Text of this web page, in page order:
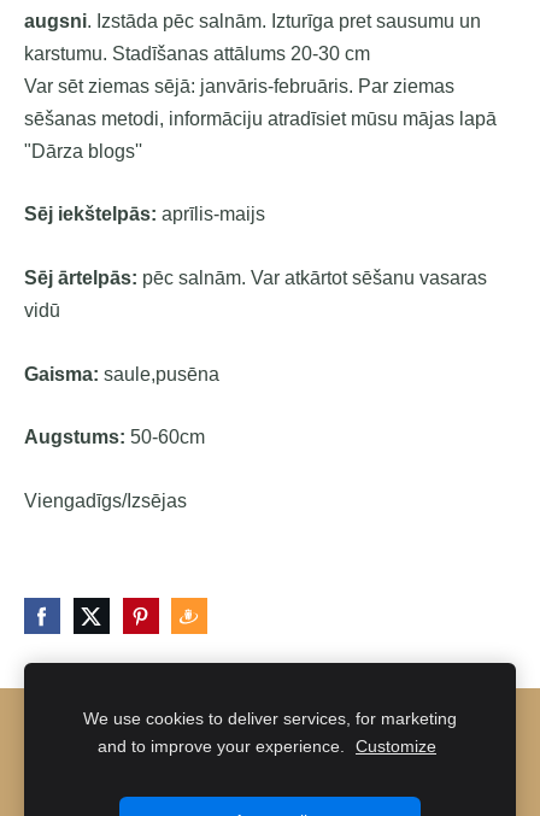
augsni. Izstāda pēc salnām. Izturīga pret sausumu un
karstumu. Stadīšanas attālums 20-30 cm
Var sēt ziemas sējā: janvāris-februāris. Par ziemas
sēšanas metodi, informāciju atradīsiet mūsu mājas lapā
"Dārza blogs''
Sēj iekštelpās: aprīlis-maijs
Sēj ārtelpās: pēc salnām. Var atkārtot sēšanu vasaras
vidū
Gaisma: saule,pusēna
Augstums: 50-60cm
Viengadīgs/Izsējas
KONTAKTI
We use cookies to deliver services, for marketing
and to improve your experience.
Customize